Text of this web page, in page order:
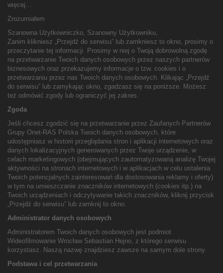
więcej…
Zrozumiałem
Szanowna Użytkowniczko, Szanowny Użytkowniku,
Zanim klikniesz „Przejdź do serwisu” lub zamkniesz to okno, prosimy o
przeczytanie tej informacji. Prosimy w niej o Twoją dobrowolną zgodę
na przetwarzanie Twoich danych osobowych przez naszych partnerów
biznesowych oraz przekazujemy informacje o tzw. cookies i o
przetwarzaniu przez nas Twoich danych osobowych. Klikając „Przejdź
do serwisu” lub zamykając okno, zgadzasz się na poniższe. Możesz
też odmówić zgody lub ograniczyć jej zakres.
Zgoda
Jeśli chcesz zgodzić się na przetwarzanie przez Zaufanych Partnerów
Grupy Onet-RAS Polska Twoich danych osobowych, które
udostępniasz w historii przeglądania stron i aplikacji internetowych oraz
danych lokalizacyjnych generowanych przez Twoje urządzenie, w
celach marketingowych (obejmujących zautomatyzowaną analizę Twojej
aktywności na stronach internetowych i w aplikacjach w celu ustalenia
Twoich potencjalnych zainteresowań dla dostosowania reklamy i oferty)
w tym na umieszczanie znaczników internetowych (cookies itp.) na
Twoich urządzeniach i odczytywanie takich znaczników, kliknij przycisk
„Przejdź do serwisu” lub zamknij to okno.
Administrator danych osobowych
Administratorem Twoich danych osobowych jest podmiot
Wideofilmowanie Wrocław Sebastian Hejno, z którego serwisu
korzystasz. Naszą nazwę znajdziesz zawsze na samym dole strony.
Podstawa i cel przetwarzania